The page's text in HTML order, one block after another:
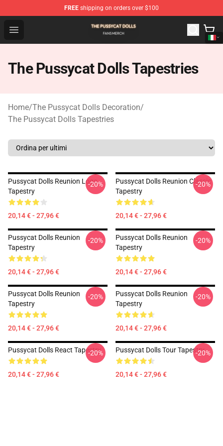
FREE shipping on orders over $100
Open menu
The Pussycat Dolls Shop - Official The Pussycat Dolls
The Pussycat Dolls Tapestries
Home/The Pussycat Dolls Decoration/
The Pussycat Dolls Tapestries
Pussycat Dolls Reunion Logo
Tapestry
20,14 € - 27,96 €
-20%
Pussycat Dolls Reunion Classic
Tapestry
20,14 € - 27,96 €
-20%
Pussycat Dolls Reunion
Tapestry
20,14 € - 27,96 €
-20%
Pussycat Dolls Reunion
Tapestry
20,14 € - 27,96 €
-20%
Pussycat Dolls Reunion
Tapestry
20,14 € - 27,96 €
-20%
Pussycat Dolls Reunion
Tapestry
20,14 € - 27,96 €
-20%
Pussycat Dolls React Tapestry
20,14 € - 27,96 €
-20% Pussycat Dolls Tour Tapestry
20,14 € - 27,96 €
-20%